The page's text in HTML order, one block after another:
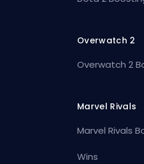
Overwatch 2
Overwatch 2
Marvel Rivals
Marvel Rivals
Wins